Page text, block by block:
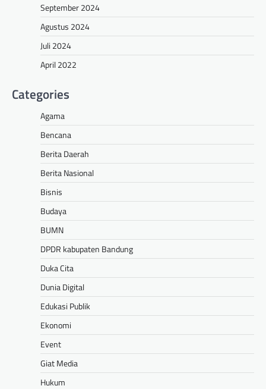
September 2024
Agustus 2024
Juli 2024
April 2022
Categories
Agama
Bencana
Berita Daerah
Berita Nasional
Bisnis
Budaya
BUMN
DPDR kabupaten Bandung
Duka Cita
Dunia Digital
Edukasi Publik
Ekonomi
Event
Giat Media
Hukum